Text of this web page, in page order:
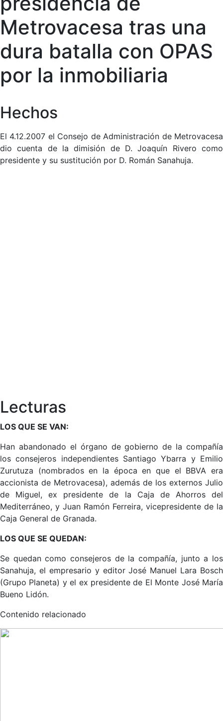
Metrovacesa tras una
dura batalla con OPAS
por la inmobiliaria
Hechos
El 4.12.2007 el Consejo de Administración de Metrovacesa
dio cuenta de la dimisión de D. Joaquín Rivero como
presidente y su sustitución por D. Román Sanahuja.
Lecturas
LOS QUE SE VAN:
Han abandonado el órgano de gobierno de la compañía
los consejeros independientes Santiago Ybarra y Emilio
Zurutuza (nombrados en la época en que el BBVA era
accionista de Metrovacesa), además de los externos Julio
de Miguel, ex presidente de la Caja de Ahorros del
Mediterráneo, y Juan Ramón Ferreira, vicepresidente de la
Caja General de Granada.
LOS QUE SE QUEDAN:
Se quedan como consejeros de la compañía, junto a los
Sanahuja, el empresario y editor José Manuel Lara Bosch
(Grupo Planeta) y el ex presidente de El Monte José María
Bueno Lidón.
Contenido relacionado